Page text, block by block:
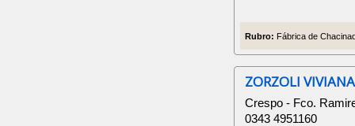
Rubro: Fábrica de
ZORZOLI
Crespo - Fco.
0343 4951160